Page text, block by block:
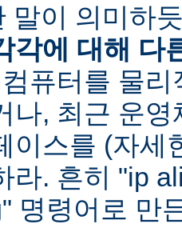
말이 의미하
각에 대해 다
퓨터를 물
나, 최근 운
이스를 (자세
라. 흔히 "ip
명령어로 만